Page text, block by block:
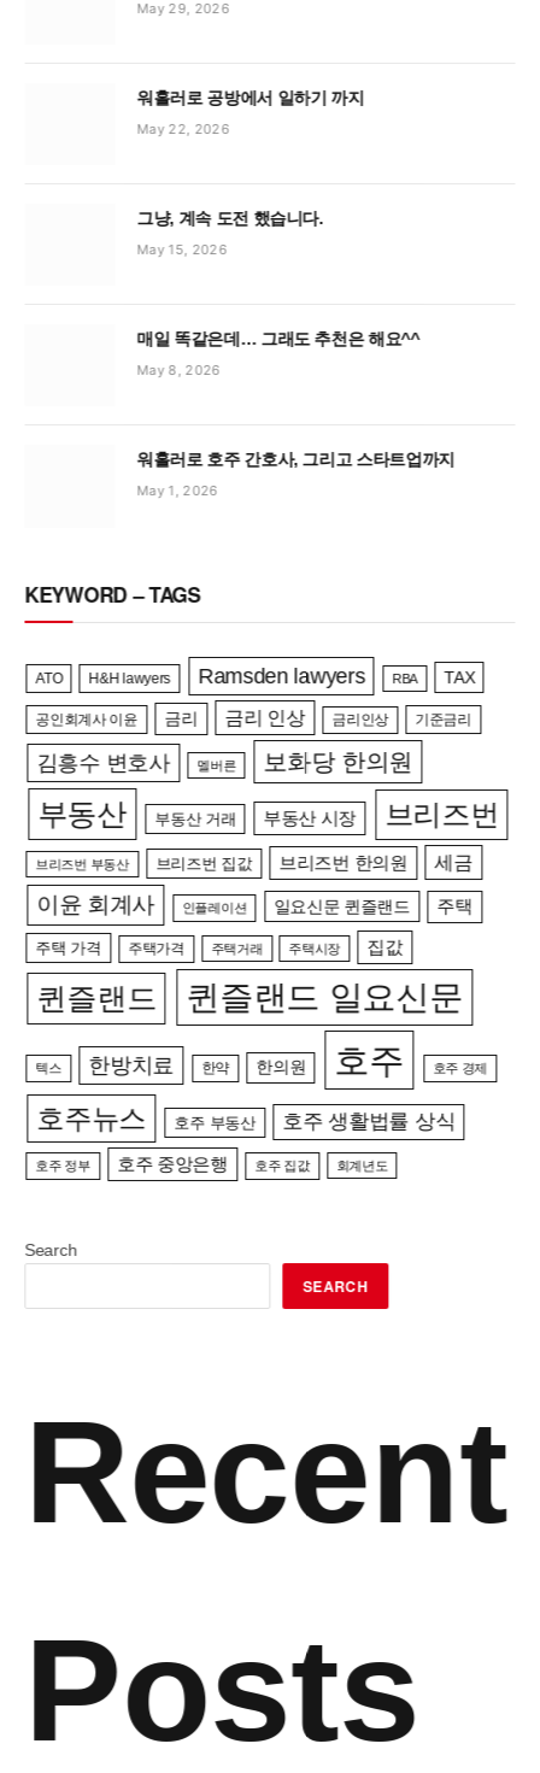
May 29, 2026
워홀러로 공방에서 일하기 까지
May 22, 2026
그냥, 계속 도전 했습니다.
May 15, 2026
매일 똑같은데… 그래도 추천은 해요^^
May 8, 2026
워홀러로 호주 간호사, 그리고 스타트업까지
May 1, 2026
KEYWORD – TAGS
ATO H&H lawyers Ramsden lawyers RBA TAX
공인회계사 이윤 금리 금리 인상 금리인상 기준금리
김흥수 변호사 멜버른 보화당 한의원
부동산 부동산 거래 부동산 시장 브리즈번
브리즈번 부동산 브리즈번 집값 브리즈번 한의원 세금
이윤 회계사 인플레이션 일요신문 퀸즐랜드 주택
주택 가격 주택가격 주택거래 주택시장 집값
퀸즐랜드 퀸즐랜드 일요신문
텍스 한방치료 한약 한의원 호주 호주 경제
호주뉴스 호주 부동산 호주 생활법률 상식
호주 정부 호주 중앙은행 호주 집값 회계년도
Search
SEARCH
Recent
Posts